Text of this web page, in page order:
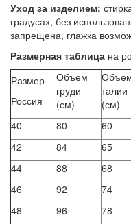
Уход за изделием:
градусах, без
запрещена; глажка
Размерная таблица на
Размер
Россия
Объем
груди
(см)
талии
(см)
40
80 60
42
84 65
44
88 68
46
92 74
48
96 78